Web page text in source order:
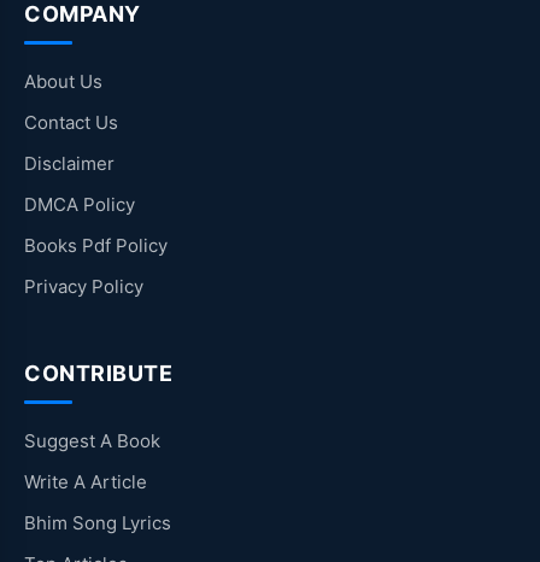
COMPANY
About Us
Contact Us
Disclaimer
DMCA Policy
Books Pdf Policy
Privacy Policy
CONTRIBUTE
Suggest A Book
Write A Article
Bhim Song Lyrics